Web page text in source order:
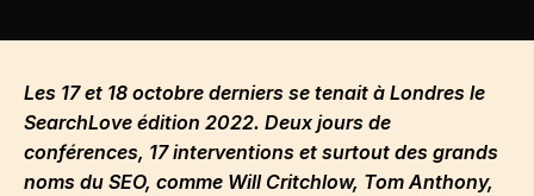
Les 17 et 18 octobre derniers se tenait à Londres le
SearchLove édition 2022. Deux jours de
conférences, 17 interventions et surtout des grands
noms du SEO, comme Will Critchlow, Tom Anthony,